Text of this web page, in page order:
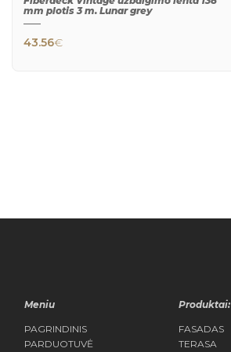
mm plotis 3 m. Lunar grey
43.56€
Meniu
PAGRINDINIS
PARDUOTUVĖ
Produktai:
FASADAS
TERASA